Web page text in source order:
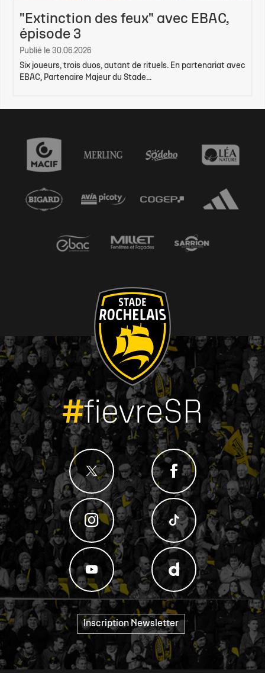
"Extinction des feux" avec EBAC,
épisode 3
Publié le 30.06.2026
Six joueurs, trois duos, autant de rituels. En partenariat avec
EBAC, Partenaire Majeur du Stade...
#fievreSR
Inscription Newsletter "